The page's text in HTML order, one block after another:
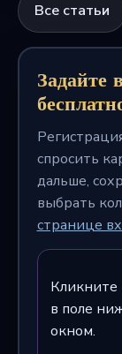
Все статьи
Задайте
спросить
дальше,
выбрать
странице
Кликните
в поле
окном.